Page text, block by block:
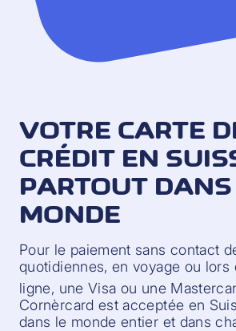
VOTRE CARTE
CRÉDIT EN
PARTOUT
MONDE
Pour le paiement sans contact
quotidiennes, en voyage ou lors
ligne, une Visa ou une
Cornèrcard est acceptée en
dans le monde entier et dans